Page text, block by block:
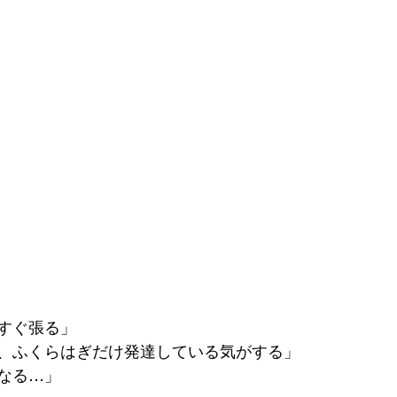
ぐ張る」
ふくらはぎだけ発達している気がする」
る…」